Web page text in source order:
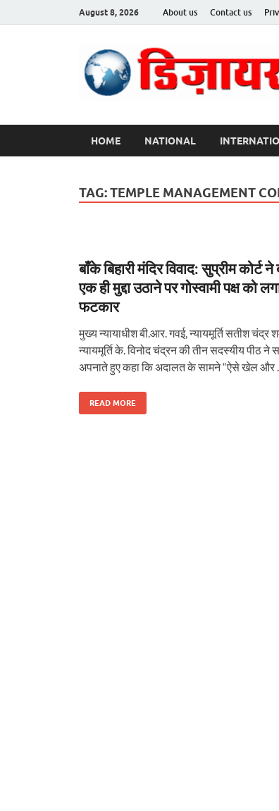
August 8, 2026 About us Contact us
HOME NATIONAL
TAG:TEMPLE MANAGEMENT
बाँके बिहारी मंदिर विवाद: सुप्रीम कोर्ट ने
एक ही मुद्दा उठाने पर गोस्वामी पक्ष को
फटकार
मुख्य न्यायाधीश बी.आर. गवई, न्यायमूर्ति सतीश चंद्र
न्यायमूर्ति के. विनोद चंद्रन की तीन सदस्यीय पीठ
अपनाते हुए कहा कि अदालत के सामने “ऐसे खेल और …
READ MORE